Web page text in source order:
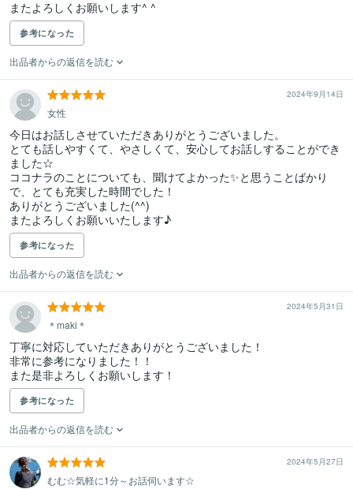
またよろしくお願いします^ ^
参考になった
出品者からの返信を読む
2024年9月14日
女性
今日はお話しさせていただきありがとうございました。
とても話しやすくて、やさしくて、安心してお話しすることができ
ました☆
ココナラのことについても、聞けてよかった✨と思うことばかり
で、とても充実した時間でした！
ありがとうございました(⁠^⁠^⁠)
またよろしくお願いいたします♪
参考になった
出品者からの返信を読む
2024年5月31日
＊maki＊
丁寧に対応していただきありがとうございました！
非常に参考になりました！！
また是非よろしくお願いします！
参考になった
出品者からの返信を読む
2024年5月27日
むむ☆気軽に1分～お話伺います☆